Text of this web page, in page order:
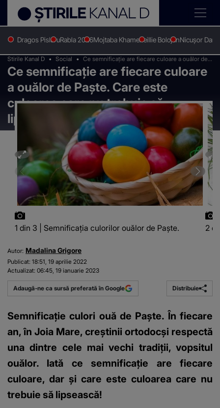
Dragos PislaruRabla 2026Mojtaba KhameneiIlie BolojanNicușor Dan
Stirile Kanal D Social
Ce semnificație are fiecare culoare a ouălor de
Paște. Care este culoarea care nu trebuie să
lipsească de pe masa de Paște?
Ce semnificație are fiecare culoare
a ouălor de Paște. Care este
culoarea care nu trebuie să
lipsească de pe masa de Paște?
1 din 3 | Semnificația culorilor ouălor de Paște. 2
Autor: Madalina Grigore
Publicat: 18:51, 19 aprilie 2022
Actualizat: 06:45, 19 ianuarie 2023
Adaugă-ne ca sursă preferată în Google Distribuie
Semnificație culori ouă de Paște. În fiecare
an, în Joia Mare, creștinii ortodocși respectă
una dintre cele mai vechi tradiții, vopsitul
ouălor. Iată ce semnificație are fiecare
culoare, dar și care este culoarea care nu
trebuie să lipsească!